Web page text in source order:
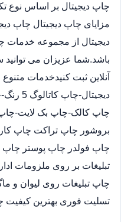
چاپ دیجیتال بر اساس نوع
مزایای چاپ دیجیتال چاپ
دیجیتال از مجموعه خدمات
باشد.شما عزیزان می
آنلاین ثبت کنیدخدمات
چاپ کالک-چاپ بک لایت-
بروشور چاپ تراکت چاپ
چاپ فولدر چاپ پوستر چاپ
تبلیغات بر روی ملزومات
چاپ تبلیغات روی لیوان و
تسلیت فوری بهترین کیفیت